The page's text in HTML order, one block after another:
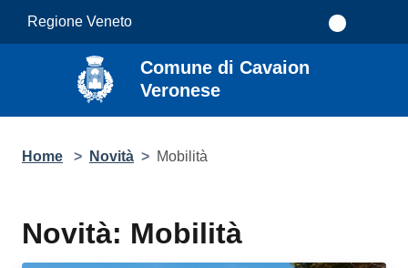
Regione Veneto
Comune di Cavaion
Veronese
Home > Novità > Mobilità
Novità: Mobilità